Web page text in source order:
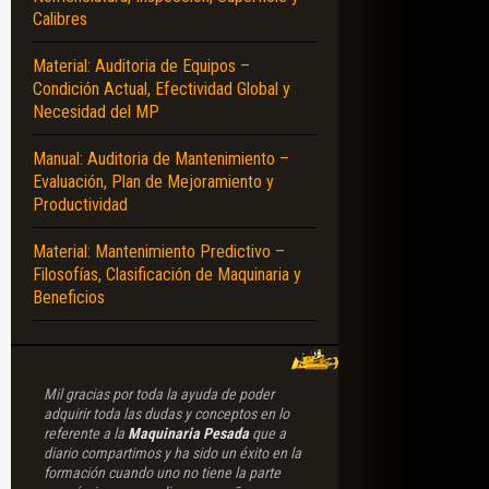
Calibres
Material: Auditoria de Equipos –
Condición Actual, Efectividad Global y
Necesidad del MP
Manual: Auditoria de Mantenimiento –
Evaluación, Plan de Mejoramiento y
Productividad
Material: Mantenimiento Predictivo –
Filosofías, Clasificación de Maquinaria y
Beneficios
Mil gracias por toda la ayuda de poder
adquirir toda las dudas y conceptos en lo
referente a la Maquinaria Pesadaque a
diario compartimos y ha sido un éxito en la
formación cuando uno no tiene la parte